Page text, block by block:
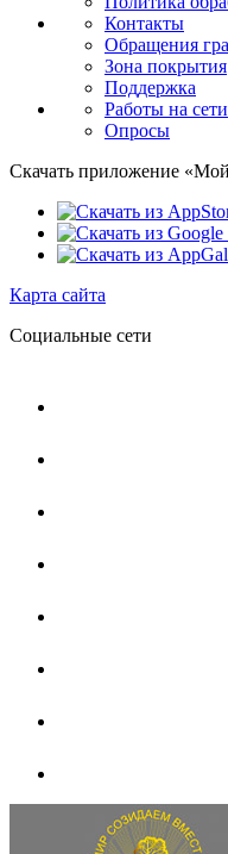
Контакты
Обращения
Зона покрытия
Поддержка
Работы на сети
Опросы
Скачать приложение
Карта сайта
Социальные сети